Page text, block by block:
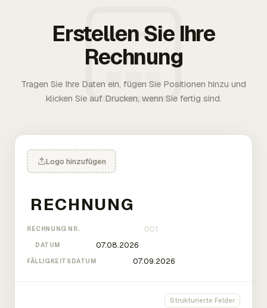
Erstellen Sie Ihre
Rechnung
Tragen Sie Ihre Daten ein, fügen Sie Positionen hinzu und
klicken Sie auf Drucken, wenn Sie fertig sind.
Logo hinzufügen
RECHNUNG NR.
DATUM
FÄLLIGKEITSDATUM
Strukturierte Felder